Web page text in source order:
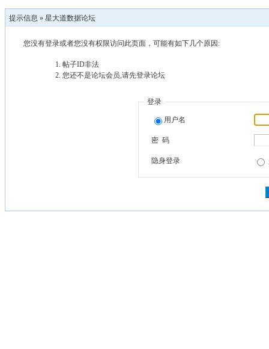
提示信息 » 星大道数据论坛
您没有登录或者您没有权限访问此页面，可能有如下几个原因:
帖子ID非法
您还不是论坛会员,请先登录论坛
登录
用户名
密 码
隐身登录